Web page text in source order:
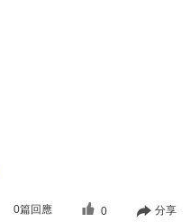
0篇回應 0 分享